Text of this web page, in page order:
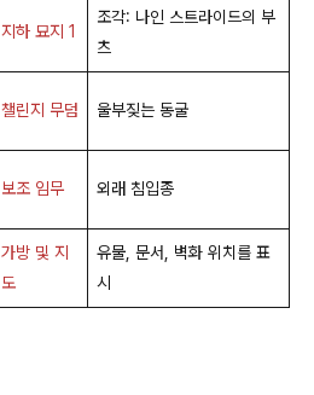
지하 묘지 1
조각: 나인 스트라이드의 부
츠
챌린지 무덤 울부짖는 동굴
보조 임무 외래 침입종
가방 및 지
도
유물, 문서, 벽화 위치를 표
시